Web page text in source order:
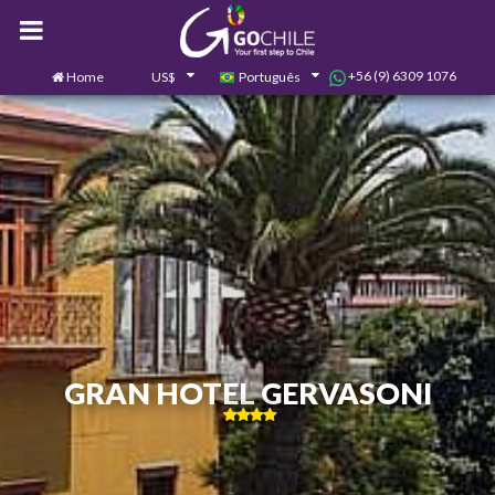
Home US$ Português +56 (9) 6309 1076
Contate-nos 0
GRAN HOTEL GERVASONI
